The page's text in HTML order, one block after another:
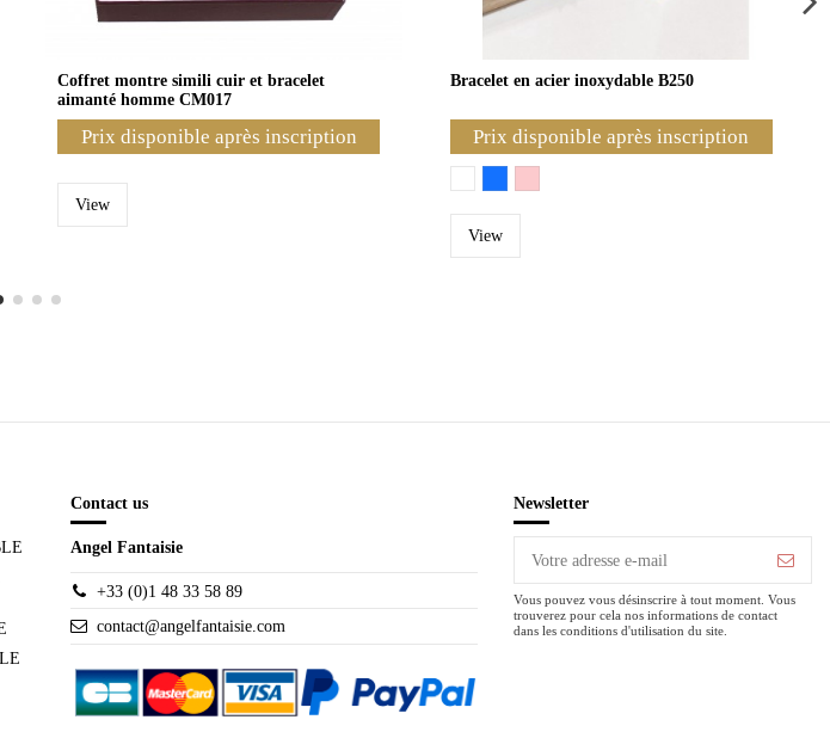
Coffret montre simili cuir et bracelet
aimanté homme CM017
Prix disponible après inscription
View
Bracelet en acier inoxydable B250
Prix disponible après inscription
View
Contact us
Angel Fantaisie
+33 (0)1 48 33 58 89
contact@angelfantaisie.com
Newsletter
Vous pouvez vous désinscrire à tout moment. Vous
trouverez pour cela nos informations de contact
dans les conditions d'utilisation du site.